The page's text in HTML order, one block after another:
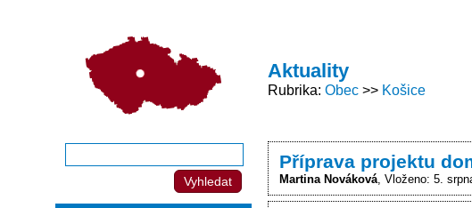
Aktuality
Rubrika Obec Košice
Příprava projektu
Martina Nováková Vloženo: 5.